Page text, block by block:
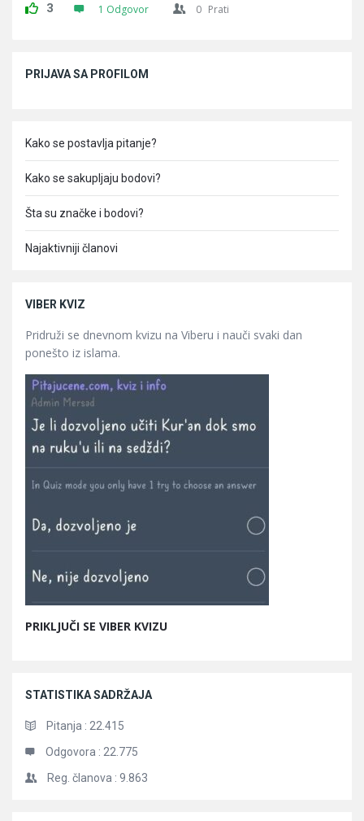
3 1 Odgovor 0 Prati
PRIJAVA SA PROFILOM
Kako se postavlja pitanje?
Kako se sakupljaju bodovi?
Šta su značke i bodovi?
Najaktivniji članovi
VIBER KVIZ
Pridruži se dnevnom kvizu na Viberu i nauči svaki dan
ponešto iz islama.
PRIKLJUČI SE VIBER KVIZU
STATISTIKA SADRŽAJA
Pitanja : 22.415
Odgovora : 22.775
Reg. članova : 9.863